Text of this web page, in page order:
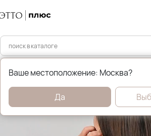
Главная Джемперы, свитера и кардиганы
Ваше местоположение: Москва?
Да